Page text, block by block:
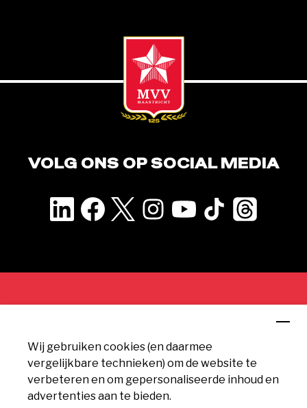
Wij gebruiken cookies (en daarmee
vergelijkbare technieken) om de website te
verbeteren en om gepersonaliseerde inhoud en
advertenties aan te bieden.
VOLG ONS OP SOCIAL MEDIA
MVV Maastricht
Geusseltweg 11
6225 XS Maastricht